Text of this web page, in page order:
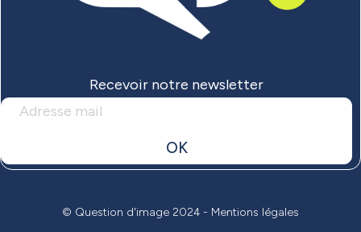
Recevoir notre newsletter
OK
© Question d'image 2024 - Mentions légales